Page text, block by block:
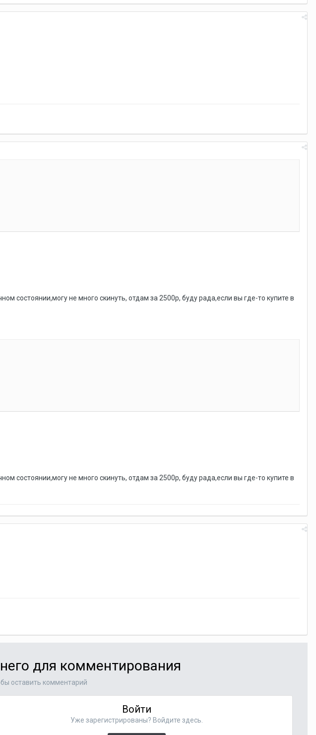
состоянии,могу не много скинуть, отдам за 2500р, буду рада,если вы где-то купите в
состоянии,могу не много скинуть, отдам за 2500р, буду рада,если вы где-то купите в
для комментирования
оставить комментарий
Войти
Уже зарегистрированы? Войдите здесь.